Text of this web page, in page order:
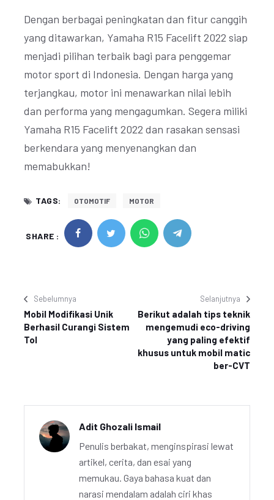
Dengan berbagai peningkatan dan fitur canggih
yang ditawarkan, Yamaha R15 Facelift 2022 siap
menjadi pilihan terbaik bagi para penggemar
motor sport di Indonesia. Dengan harga yang
terjangkau, motor ini menawarkan nilai lebih
dan performa yang mengagumkan. Segera miliki
Yamaha R15 Facelift 2022 dan rasakan sensasi
berkendara yang menyenangkan dan
memabukkan!
TAGS: OTOMOTIF MOTOR
SHARE :
Sebelumnya
Mobil Modifikasi Unik
Berhasil Curangi Sistem
Tol
Selanjutnya
Berikut adalah tips teknik
mengemudi eco-driving
yang paling efektif
khusus untuk mobil matic
ber-CVT
Adit Ghozali Ismail
Penulis berbakat, menginspirasi lewat
artikel, cerita, dan esai yang
memukau. Gaya bahasa kuat dan
narasi mendalam adalah ciri khas